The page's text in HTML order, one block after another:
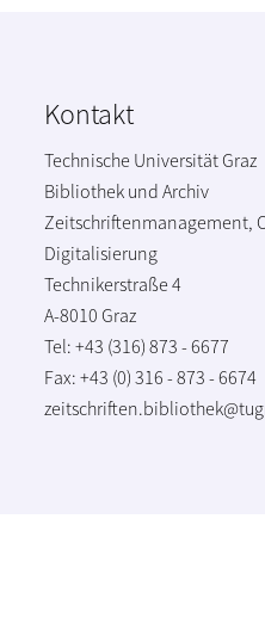
Kontakt
Technische Universität Graz
Bibliothek und Archiv
Zeitschriftenmanagement,
Digitalisierung
Technikerstraße 4
A-8010 Graz
Tel: +43 (316) 873 - 6677
Fax: +43 (0) 316 - 873 - 6674